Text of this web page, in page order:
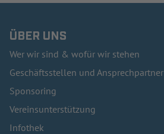
ÜBER UNS
Wer wir sind & wofür wir stehen
Geschäftsstellen und Ansprechpartner
Sponsoring
Vereinsunterstützung
Infothek